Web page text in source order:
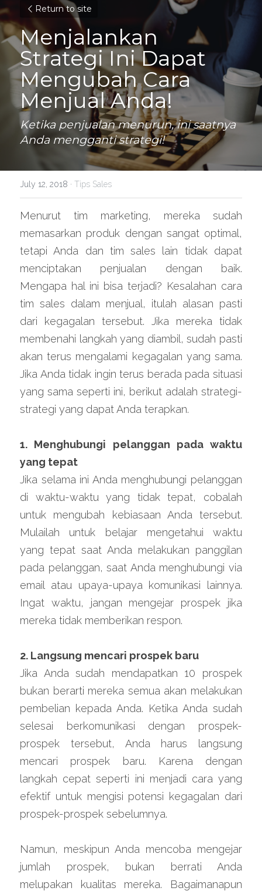
Return to site
Menjalankan
Strategi Ini Dapat
Mengubah Cara
Menjual Anda!
Ketika penjualan menurun, ini saatnya
Anda mengganti strategi!
July 12, 2018 · Tips Sales
Menurut tim marketing, mereka sudah
memasarkan produk dengan sangat optimal,
tetapi Anda dan tim sales lain tidak dapat
menciptakan penjualan dengan baik.
Mengapa hal ini bisa terjadi? Kesalahan cara
tim sales dalam menjual, itulah alasan pasti
dari kegagalan tersebut. Jika mereka tidak
membenahi langkah yang diambil, sudah pasti
akan terus mengalami kegagalan yang sama.
Jika Anda tidak ingin terus berada pada situasi
yang sama seperti ini, berikut adalah strategi-
strategi yang dapat Anda terapkan.
1. Menghubungi pelanggan pada waktu
yang tepat
Jika selama ini Anda menghubungi pelanggan
di waktu-waktu yang tidak tepat, cobalah
untuk mengubah kebiasaan Anda tersebut.
Mulailah untuk belajar mengetahui waktu
yang tepat saat Anda melakukan panggilan
pada pelanggan, saat Anda menghubungi via
email atau upaya-upaya komunikasi lainnya.
Ingat waktu, jangan mengejar prospek jika
mereka tidak memberikan respon.
2. Langsung mencari prospek baru
Jika Anda sudah mendapatkan 10 prospek
bukan berarti mereka semua akan melakukan
pembelian kepada Anda. Ketika Anda sudah
selesai berkomunikasi dengan prospek-
prospek tersebut, Anda harus langsung
mencari prospek baru. Karena dengan
langkah cepat seperti ini menjadi cara yang
efektif untuk mengisi potensi kegagalan dari
prospek-prospek sebelumnya.
Namun, meskipun Anda mencoba mengejar
jumlah prospek, bukan berrati Anda
melupakan kualitas mereka. Bagaimanapun